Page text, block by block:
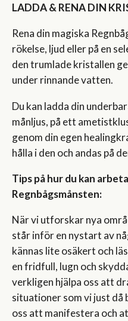
LADDA & RENA DIN
Rena din magiska
rökelse, ljud eller på en
den trumlade kristallen
under rinnande vatten.
Du kan ladda din
månljus, på ett
genom din egen
hålla i den och andas på
Tips på hur du kan
Regnbågsmånsten:
När vi utforskar nya
står inför en nystart av
kännas lite osäkert och
en fridfull, lugn och
verkligen hjälpa oss att
situationer som vi just då
oss att manifestera och